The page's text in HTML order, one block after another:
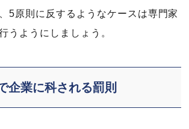
5原則に反するようなケースは専門家
うようにしましょう。
企業に科される罰則